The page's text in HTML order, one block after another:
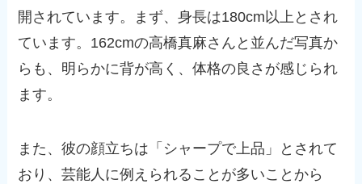
開されています。まず、身長は180cm以上とされ
ています。162cmの高橋真麻さんと並んだ写真か
らも、明らかに背が高く、体格の良さが感じられ
ます。
また、彼の顔立ちは「シャープで上品」とされて
おり、芸能人に例えられることが多いことから